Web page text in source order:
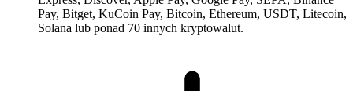
Pay, Bitget, KuCoin Pay, Bitcoin, Ethereum, USDT, Litecoin,
Solana lub ponad 70 innych kryptowalut.